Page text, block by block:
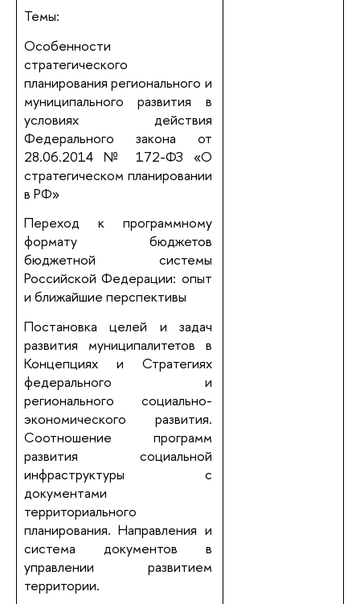
Темы:
Особенности
стратегического
планирования регионального и
муниципального развития в
условиях действия
Федерального закона от
28.06.2014 № 172-ФЗ «О
стратегическом планировании
в РФ»
Переход к программному
формату бюджетов
бюджетной системы
Российской Федерации: опыт
и ближайшие перспективы
Постановка целей и задач
развития муниципалитетов в
Концепциях и Стратегиях
федерального и
регионального социально-
экономического развития.
Соотношение программ
развития социальной
инфраструктуры с
документами
территориального
планирования. Направления и
система документов в
управлении развитием
территории.